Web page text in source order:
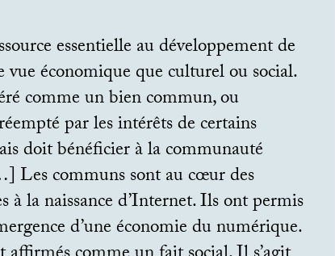
essentielle au développement de
vue économique que culturel ou social.
comme un bien commun, ou
par les intérêts de certains
doit bénéficier à la communauté
Les communs sont au cœur des
à la naissance d’Internet. Ils ont permis
d’une économie du numérique.